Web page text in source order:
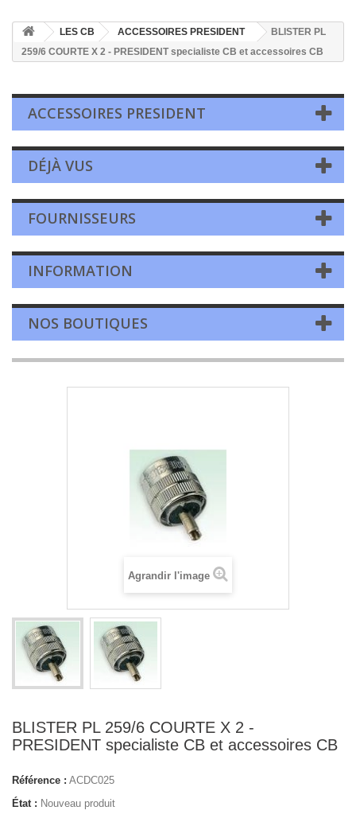
LES CB ACCESSOIRES PRESIDENT
BLISTER PL
259/6 COURTE X 2 - PRESIDENT specialiste CB et accessoires CB
ACCESSOIRES PRESIDENT
DÉJÀ VUS
FOURNISSEURS
INFORMATION
NOS BOUTIQUES
Agrandir l'image
BLISTER PL 259/6 COURTE X 2 -
PRESIDENT specialiste CB et accessoires CB
Référence : ACDC025
État : Nouveau produit